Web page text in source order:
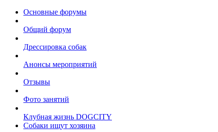
Основные форумы
Общий форум
Дрессировка собак
Анонсы мероприятий
Отзывы
Фото занятий
Клубная жизнь DOGCITY
Собаки ищут хозяина